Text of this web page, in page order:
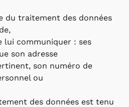
du traitement des données
communiquer : ses
son adresse
son numéro de
ou
des données est tenu